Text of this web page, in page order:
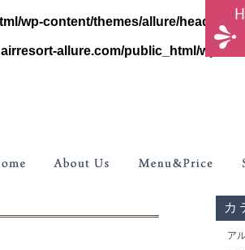
wp-content/themes/allure/
allure.com/public_html/wp-
カ
ア